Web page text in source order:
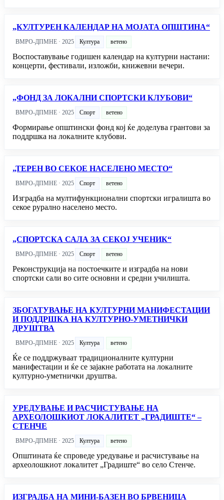
„КУЛТУРЕН КАЛЕНДАР НА МОЈАТА ОПШТИНА“
ВМРО-ДПМНЕ · 2025 Култура ветено
Воспоставување годишен календар на културни настани:
концерти, фестивали, изложби, книжевни вечери.
„ФОНД ЗА ЛОКАЛНИ СПОРТСКИ КЛУБОВИ“
ВМРО-ДПМНЕ · 2025 Спорт ветено
Формирање општински фонд кој ќе доделува грантови за
поддршка на локалните клубови.
„ТЕРЕН ВО СЕКОЕ НАСЕЛЕНО МЕСТО“
ВМРО-ДПМНЕ · 2025 Спорт ветено
Изградба на мултифункционални спортски игралишта во
секое рурално населено место.
„СПОРТСКА САЛА ЗА СЕКОЈ УЧЕНИК“
ВМРО-ДПМНЕ · 2025 Спорт ветено
Реконструкција на постоечките и изградба на нови
спортски сали во сите основни и средни училишта.
ЗБОГАТУВАЊЕ НА КУЛТУРНИ МАНИФЕСТАЦИИ
И ПОДДРШКА НА КУЛТУРНО-УМЕТНИЧКИ
ДРУШТВА
ВМРО-ДПМНЕ · 2025 Култура ветено
Ќе се поддржуваат традиционалните културни
манифестации и ќе се зајакне работата на локалните
културно-уметнички друштва.
УРЕДУВАЊЕ И РАСЧИСТУВАЊЕ НА
АРХЕОЛОШКИОТ ЛОКАЛИТЕТ „ГРАДИШТЕ“ –
СТЕНЧЕ
ВМРО-ДПМНЕ · 2025 Култура ветено
Општината ќе спроведе уредување и расчистување на
археолошкиот локалитет „Градиште“ во село Стенче.
ИЗГРАДБА НА МИНИ-БАЗЕН ВО БРВЕНИЦА